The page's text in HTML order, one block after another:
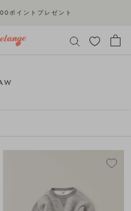
ポイントプレゼント